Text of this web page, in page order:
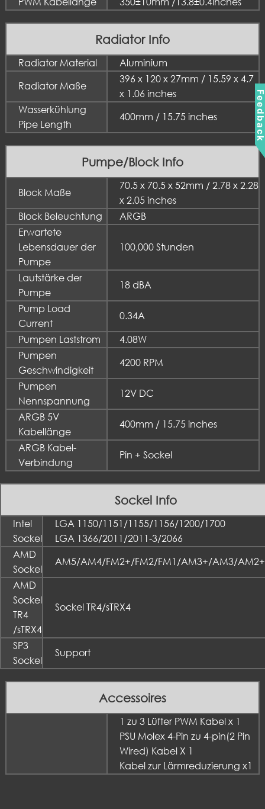
Radiator Info
Radiator Material
Aluminium
Radiator Maße
396 x 120 x 27mm / 15.59 x 4.7
x 1.06 inches
Wasserkühlung
Pipe Length
400mm / 15.75 inches
Pumpe/Block Info
Block Maße
70.5 x 70.5 x 52mm / 2.78 x 2.28
x 2.05 inches
Block Beleuchtung
ARGB
Erwartete
Lebensdauer der
Pumpe
100,000 Stunden
Lautstärke der
Pumpe
18 dBA
Pump Load
Current
0.34A
Pumpen Laststrom
4.08W
Pumpen
Geschwindigkeit
4200 RPM
Pumpen
Nennspannung
12V DC
ARGB 5V
Kabellänge
400mm / 15.75 inches
ARGB Kabel-
Verbindung
Pin + Sockel
Sockel Info
Intel
Sockel
LGA 1150/1151/1155/1156/1200/1700
LGA 1366/2011/2011-3/2066
AMD
Sockel
AM5/AM4/FM2+/FM2/FM1/AM3+/AM3/
AMD
Sockel
TR4
/sTRX4
Sockel TR4/sTRX4
SP3
Sockel
Support
Accessoires
1 zu 3 Lüfter PWM Kabel x 1
PSU Molex 4-Pin zu 4-pin(2 Pin
Wired) Kabel X 1
Kabel zur Lärmreduzierung x1